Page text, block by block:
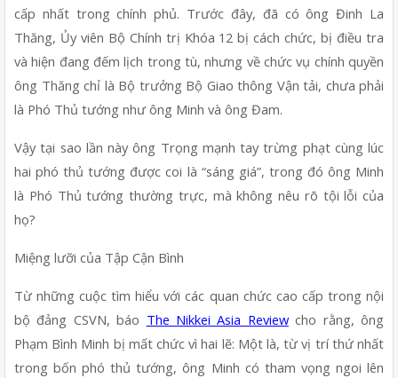
cấp nhất trong chính phủ. Trước đây, đã có ông Đinh La
Thăng, Ủy viên Bộ Chính trị Khóa 12 bị cách chức, bị điều tra
và hiện đang đếm lịch trong tù, nhưng về chức vụ chính quyền
ông Thăng chỉ là Bộ trưởng Bộ Giao thông Vận tải, chưa phải
là Phó Thủ tướng như ông Minh và ông Đam.
Vậy tại sao lần này ông Trọng mạnh tay trừng phạt cùng lúc
hai phó thủ tướng được coi là “sáng giá”, trong đó ông Minh
là Phó Thủ tướng thường trực, mà không nêu rõ tội lỗi của
họ?
Miệng lưỡi của Tập Cận Bình
Từ những cuộc tìm hiểu với các quan chức cao cấp trong nội
bộ đảng CSVN, báo The Nikkei Asia Review cho rằng, ông
Phạm Bình Minh bị mất chức vì hai lẽ: Một là, từ vị trí thứ nhất
trong bốn phó thủ tướng, ông Minh có tham vọng ngoi lên